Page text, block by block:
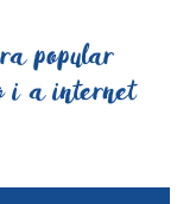
popular
i a internet